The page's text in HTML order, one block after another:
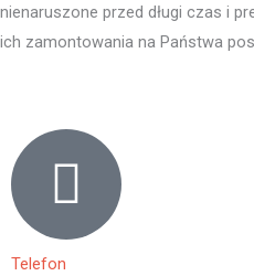
nienaruszone przed długi czas i
ich zamontowania na Państwa
Telefon